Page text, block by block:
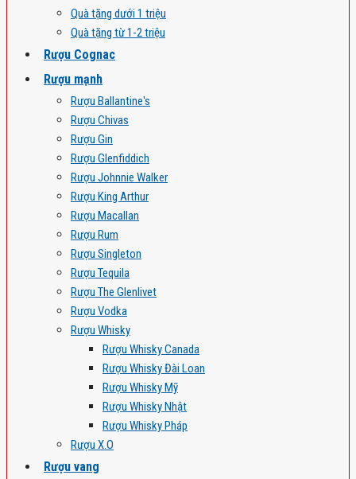
Quà tặng dưới 1 triệu
Quà tặng từ 1-2 triệu
Rượu Cognac
Rượu mạnh
Rượu Ballantine's
Rượu Chivas
Rượu Gin
Rượu Glenfiddich
Rượu Johnnie Walker
Rượu King Arthur
Rượu Macallan
Rượu Rum
Rượu Singleton
Rượu Tequila
Rượu The Glenlivet
Rượu Vodka
Rượu Whisky
Rượu Whisky Canada
Rượu Whisky Đài Loan
Rượu Whisky Mỹ
Rượu Whisky Nhật
Rượu Whisky Pháp
Rượu X.O
Rượu vang